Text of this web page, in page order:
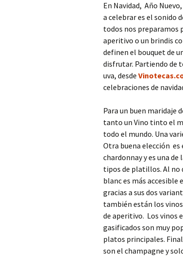
En Navidad, Año
a celebrar es el sonido
todos nos preparamos
aperitivo o un brindis
definen el bouquet de
disfrutar. Partiendo de
uva, desde
celebraciones de
Para un buen maridaje
tanto un Vino tinto el
todo el mundo. Una
Otra buena elección
chardonnay y es una
tipos de platillos. Al no
blanc es más
gracias a sus dos
también están los
de aperitivo. Los vinos
gasificados son muy
platos principales.
son el champagne y